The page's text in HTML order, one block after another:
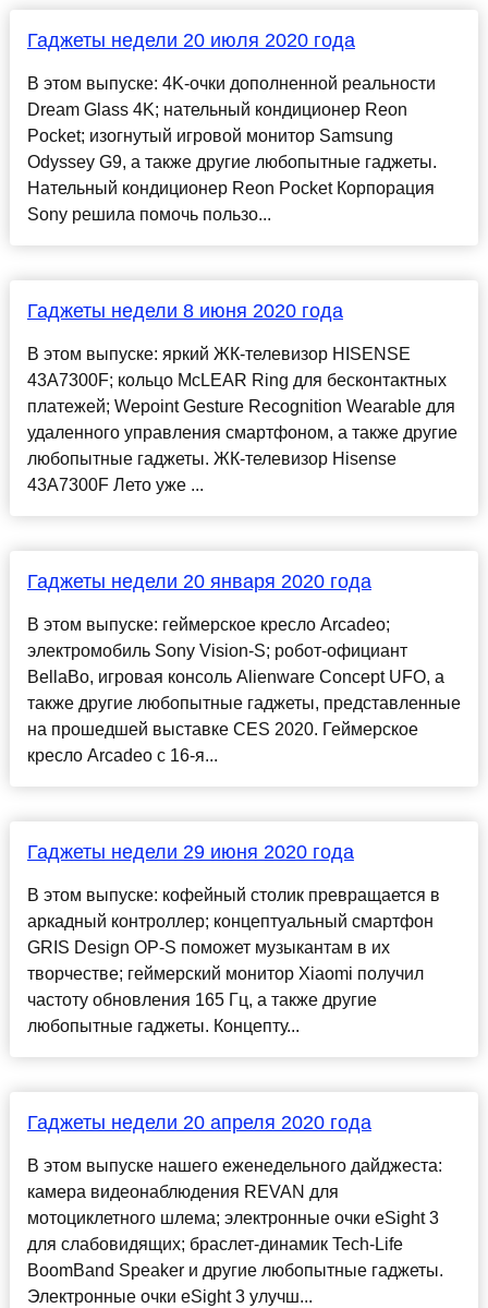
Гаджеты недели 20 июля 2020 года
В этом выпуске: 4K-очки дополненной реальности
Dream Glass 4K; нательный кондиционер Reon
Pocket; изогнутый игровой монитор Samsung
Odyssey G9, а также другие любопытные гаджеты.
Нательный кондиционер Reon Pocket Корпорация
Sony решила помочь пользо...
Гаджеты недели 8 июня 2020 года
В этом выпуске: яркий ЖК-телевизор HISENSE
43A7300F; кольцо McLEAR Ring для бесконтактных
платежей; Wepoint Gesture Recognition Wearable для
удаленного управления смартфоном, а также другие
любопытные гаджеты. ЖК-телевизор Hisense
43А7300F Лето уже ...
Гаджеты недели 20 января 2020 года
В этом выпуске: геймерское кресло Arcadeo;
электромобиль Sony Vision-S; робот-официант
BellaBo, игровая консоль Alienware Concept UFO, а
также другие любопытные гаджеты, представленные
на прошедшей выставке CES 2020. Геймерское
кресло Arcadeo с 16-я...
Гаджеты недели 29 июня 2020 года
В этом выпуске: кофейный столик превращается в
аркадный контроллер; концептуальный смартфон
GRIS Design OP-S поможет музыкантам в их
творчестве; геймерский монитор Xiaomi получил
частоту обновления 165 Гц, а также другие
любопытные гаджеты. Концепту...
Гаджеты недели 20 апреля 2020 года
В этом выпуске нашего еженедельного дайджеста:
камера видеонаблюдения REVAN для
мотоциклетного шлема; электронные очки eSight 3
для слабовидящих; браслет-динамик Tech-Life
BoomBand Speaker и другие любопытные гаджеты.
Электронные очки eSight 3 улучш...